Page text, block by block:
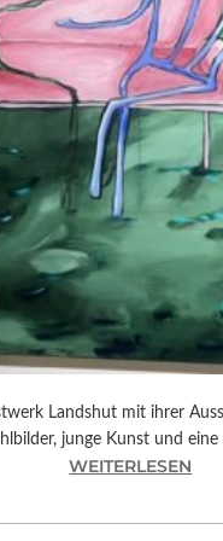
E
D
R
O
L
M
O
D
Ó
V
A
R
S
E
U
E
F
Landshut mit ihrer
junge Kunst und
WEITERLESEN
I